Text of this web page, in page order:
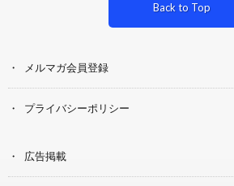
Back to Top
メルマガ会員登録
プライバシーポリシー
広告掲載